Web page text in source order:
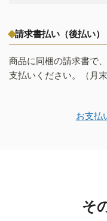
請求書払い（後払い）
商品に同梱の請求書で
支払いください。（月
お支払
そ